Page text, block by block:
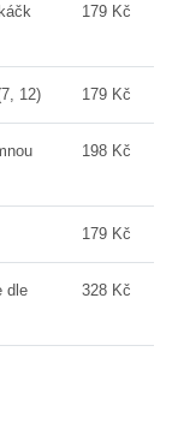
179 Kč
12) 179 Kč
198 Kč
179 Kč
dle
328 Kč